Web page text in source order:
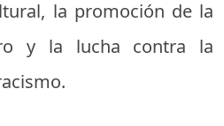
la promoción de la
y la lucha contra la